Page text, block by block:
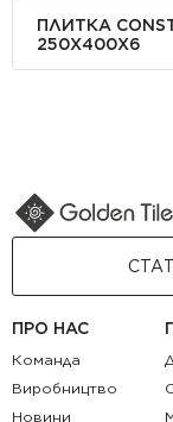
ПЛИТКА
250Х400X6
ПРО НАС
Команда
Виробництво
Новини